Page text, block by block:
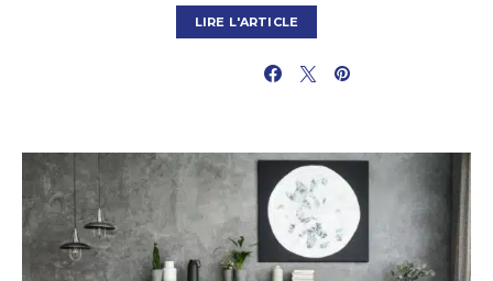
LIRE L'ARTICLE